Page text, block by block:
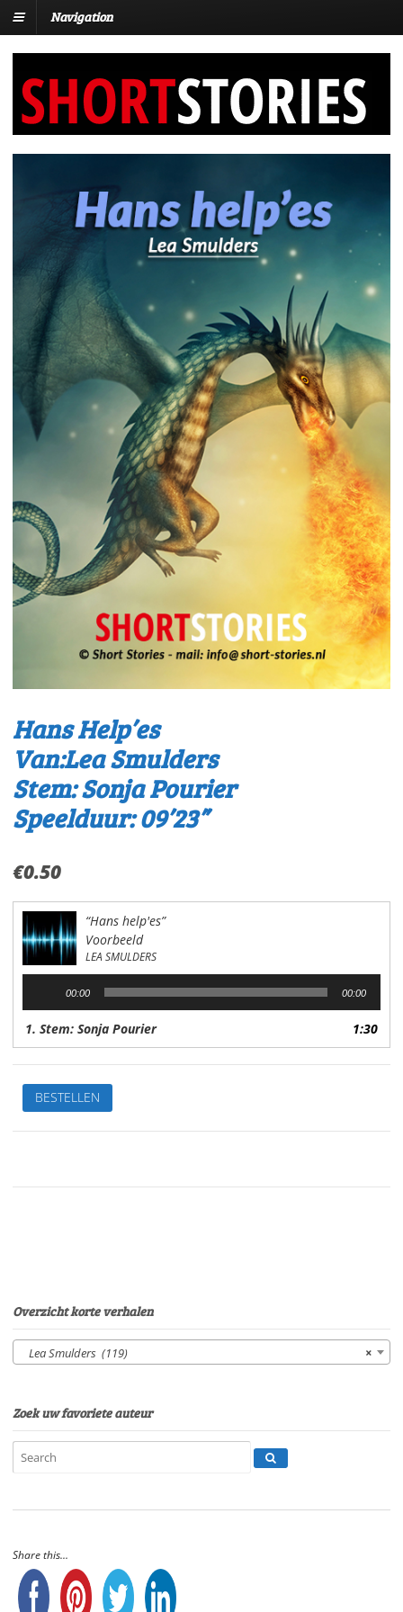
Navigation
Hans Help’es
Van:Lea Smulders
Stem: Sonja Pourier
Speelduur: 09’23”
€0.50
“Hans help'es”
Voorbeeld
LEA SMULDERS
00:00 00:00
1. Stem: Sonja Pourier 1:30
Hans
Help'esVan:Lea
SmuldersStem:
09'23"
BESTELLEN
Overzicht korte verhalen
×
Lea Smulders (119)
Zoek uw favoriete auteur
Share this...